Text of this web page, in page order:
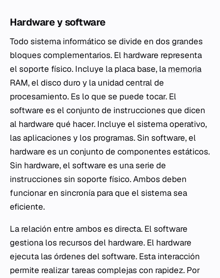
Hardware y software
Todo sistema informático se divide en dos grandes
bloques complementarios. El hardware representa
el soporte físico. Incluye la placa base, la memoria
RAM, el disco duro y la unidad central de
procesamiento. Es lo que se puede tocar. El
software es el conjunto de instrucciones que dicen
al hardware qué hacer. Incluye el sistema operativo,
las aplicaciones y los programas. Sin software, el
hardware es un conjunto de componentes estáticos.
Sin hardware, el software es una serie de
instrucciones sin soporte físico. Ambos deben
funcionar en sincronía para que el sistema sea
eficiente.
La relación entre ambos es directa. El software
gestiona los recursos del hardware. El hardware
ejecuta las órdenes del software. Esta interacción
permite realizar tareas complejas con rapidez. Por